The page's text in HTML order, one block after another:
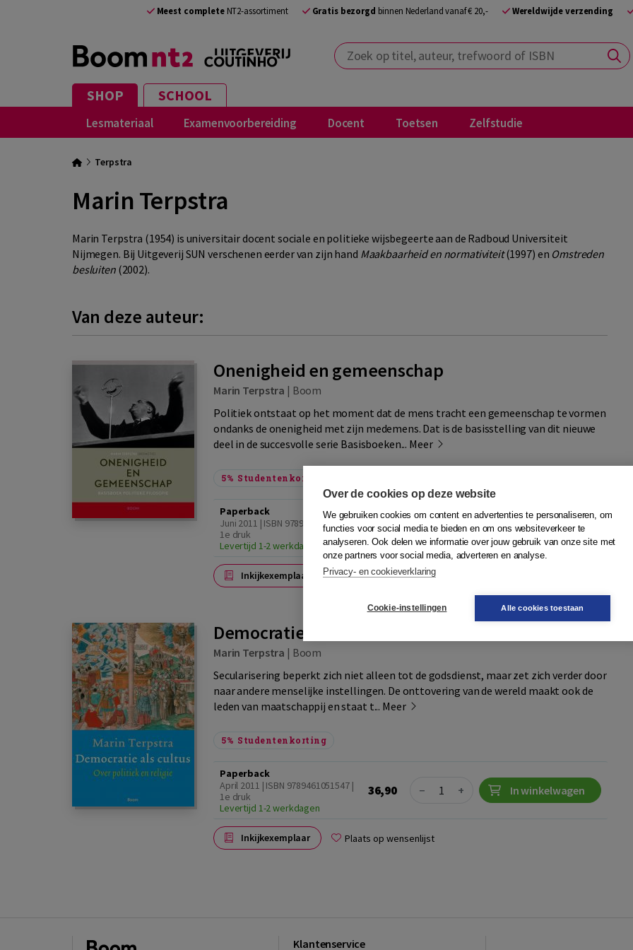
Meest completeNT2-assortiment Gratis bezorgd binnen Nederland vanaf € 20,- Wereldwijde verzending
Zoek op titel, auteur, trefwoord of ISBN
SHOP SCHOOL
Lesmateriaal Examenvoorbereiding Docent Toetsen Zelfstudie
Terpstra
Marin Terpstra
Marin Terpstra (1954) is universitair docent sociale en politieke wijsbegeerte aan de Radboud Universiteit
Nijmegen. Bij Uitgeverij SUN verschenen eerder van zijn hand Maakbaarheid en normativiteit(1997) en Omstreden
besluiten(2002).
Van deze auteur:
Onenigheid en gemeenschap
Marin Terpstra | Boom
Politiek ontstaat op het moment dat de mens tracht een gemeenschap te vormen
ondanks de onenigheid met zijn medemens. Dat is de basisstelling van dit nieuwe
deel in de succesvolle serie Basisboeken... Meer
5% Studentenkorting
Paperback
Juni 2011 | ISBN 9789461052605 |
1e druk
Levertijd 1-2 werkdagen
49,90 Quantity
− + In winkelwagen
Inkijkexemplaar Plaats op wensenlijst
Democratie als cultus
Marin Terpstra | Boom
Secularisering beperkt zich niet alleen tot de godsdienst, maar zet zich verder door
naar andere menselijke instellingen. De onttovering van de wereld maakt ook de
leden van maatschappij en staat t... Meer
5% Studentenkorting
Paperback
April 2011 | ISBN 9789461051547 |
1e druk
Levertijd 1-2 werkdagen
36,90 Quantity
− + In winkelwagen
Inkijkexemplaar Plaats op wensenlijst
Klantenservice
Over de cookies op deze website
We gebruiken cookies om content en advertenties te personaliseren, om
functies voor social media te bieden en om ons websiteverkeer te
analyseren. Ook delen we informatie over jouw gebruik van onze site met
onze partners voor social media, adverteren en analyse.
Privacy- en cookieverklaring
Cookie-instellingen Alle cookies toestaan